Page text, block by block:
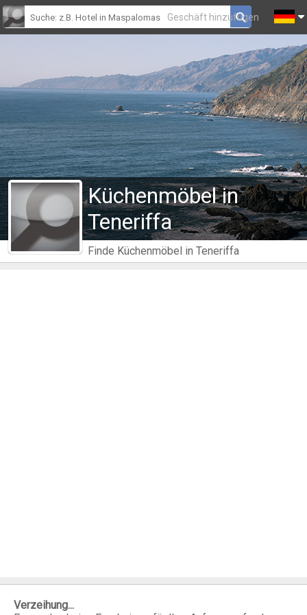
Geschäft hinzufügen
Küchenmöbel in
Teneriffa
Finde Küchenmöbel in Teneriffa
Verzeihung...